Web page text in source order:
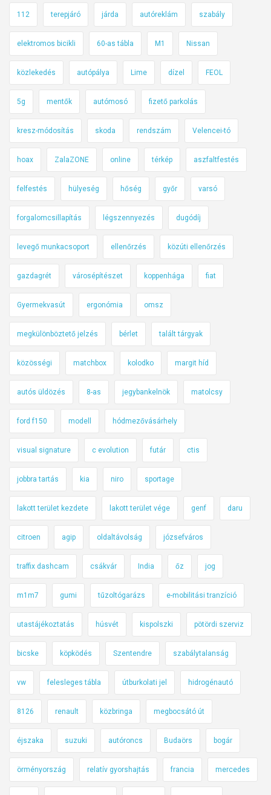
112 terepjáró járda autóreklám szabály
elektromos bicikli 60-as tábla M1 Nissan
közlekedés autópálya Lime dízel FEOL
5g mentők autómosó fizető parkolás
kresz-módosítás skoda rendszám Velencei-tó
hoax ZalaZONE online térkép aszfaltfestés
felfestés hülyeség hőség győr varsó
forgalomcsillapítás légszennyezés dugódíj
levegő munkacsoport ellenőrzés közúti ellenőrzés
gazdagrét városépítészet koppenhága fiat
Gyermekvasút ergonómia omsz
megkülönböztető jelzés bérlet talált tárgyak
közösségi matchbox kolodko margit híd
autós üldözés 8-as jegybankelnök matolcsy
ford f150 modell hódmezővásárhely
visual signature c evolution futár ctis
jobbra tartás kia niro sportage
lakott terület kezdete lakott terület vége genf daru
citroen agip oldaltávolság józsefváros
traffix dashcam csákvár India őz jog
m1m7 gumi tűzoltógarázs e-mobilitási tranzíció
utastájékoztatás húsvét kispolszki pötördi szerviz
bicske köpködés Szentendre szabálytalanság
vw felesleges tábla útburkolati jel hidrogénautó
8126 renault közbringa megbocsátó út
éjszaka suzuki autóroncs Budaörs bogár
örményország relatív gyorshajtás francia mercedes